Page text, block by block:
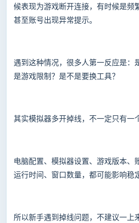
候表现为游戏断开连接，有时候是频
甚至账号出现异常提示。
遇到这种情况，很多人第一反应是：
是游戏限制？是不是要换工具？
其实模拟器多开掉线，不一定只有一
电脑配置、模拟器设置、游戏版本、
运行时间、窗口数量，都可能影响稳
所以新手遇到掉线问题，不建议一上